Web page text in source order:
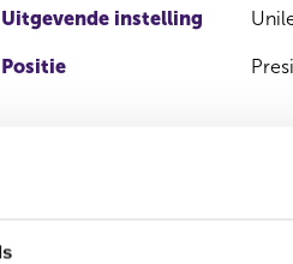
Uitgevende instelling
Positie